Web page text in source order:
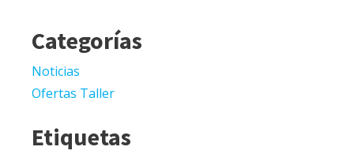
Categorías
Noticias
Ofertas Taller
Etiquetas